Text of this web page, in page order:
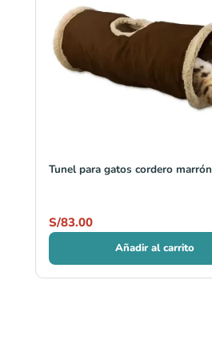
Tunel para gatos cordero marrón
S/83.00
Añadir al carrito